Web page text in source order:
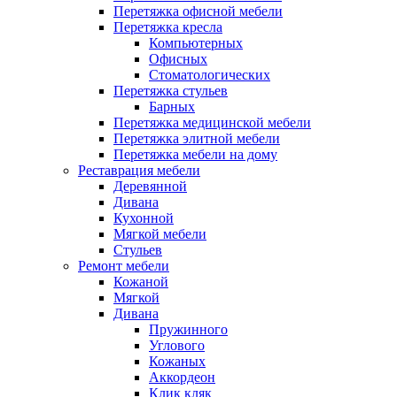
Перетяжка офисной мебели
Перетяжка кресла
Компьютерных
Офисных
Стоматологических
Перетяжка стульев
Барных
Перетяжка медицинской мебели
Перетяжка элитной мебели
Перетяжка мебели на дому
Реставрация мебели
Деревянной
Дивана
Кухонной
Мягкой мебели
Стульев
Ремонт мебели
Кожаной
Мягкой
Дивана
Пружинного
Углового
Кожаных
Аккордеон
Клик кляк